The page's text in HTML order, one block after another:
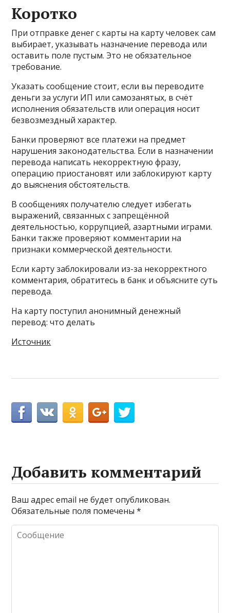
Коротко
При отправке денег с карты на карту человек сам
выбирает, указывать назначение перевода или
оставить поле пустым. Это не обязательное
требование.
Указать сообщение стоит, если вы переводите
деньги за услуги ИП или самозанятых, в счёт
исполнения обязательств или операция носит
безвозмездный характер.
Банки проверяют все платежи на предмет
нарушения законодательства. Если в назначении
перевода написать некорректную фразу,
операцию приостановят или заблокируют карту
до выяснения обстоятельств.
В сообщениях получателю следует избегать
выражений, связанных с запрещённой
деятельностью, коррупцией, азартными играми.
Банки также проверяют комментарии на
признаки коммерческой деятельности.
Если карту заблокировали из-за некорректного
комментария, обратитесь в банк и объясните суть
перевода.
На карту поступил анонимный денежный
перевод: что делать
Источник
Добавить комментарий
Ваш адрес email не будет опубликован.
Обязательные поля помечены*